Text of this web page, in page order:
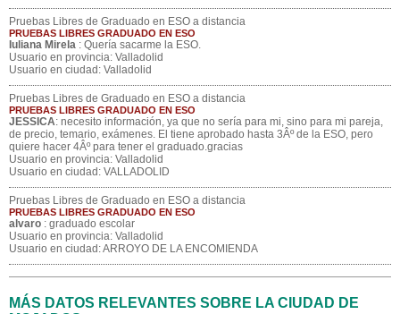
Pruebas Libres de Graduado en ESO a distancia
PRUEBAS LIBRES GRADUADO EN ESO
Iuliana Mirela : Quería sacarme la ESO.
Usuario en provincia: Valladolid
Usuario en ciudad: Valladolid
Pruebas Libres de Graduado en ESO a distancia
PRUEBAS LIBRES GRADUADO EN ESO
JESSICA: necesito información, ya que no sería para mi, sino para mi pareja,
de precio, temario, exámenes. El tiene aprobado hasta 3Âº de la ESO, pero
quiere hacer 4Âº para tener el graduado.gracias
Usuario en provincia: Valladolid
Usuario en ciudad: VALLADOLID
Pruebas Libres de Graduado en ESO a distancia
PRUEBAS LIBRES GRADUADO EN ESO
alvaro : graduado escolar
Usuario en provincia: Valladolid
Usuario en ciudad: ARROYO DE LA ENCOMIENDA
MÁS DATOS RELEVANTES SOBRE LA CIUDAD DE